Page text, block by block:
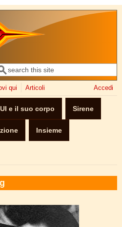
di ricerca
qui Articoli Accedi
e il suo corpo Sirene
Insieme